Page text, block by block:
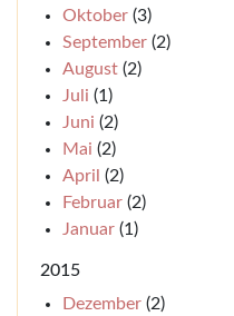
Oktober (3)
September (2)
August (2)
Juli (1)
Juni (2)
Mai (2)
April (2)
Februar (2)
Januar (1)
2015
Dezember (2)